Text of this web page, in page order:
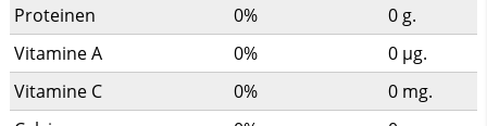
Proteinen 0% 0 g.
Vitamine A
0% 0 µg.
Vitamine C
0% 0 mg.